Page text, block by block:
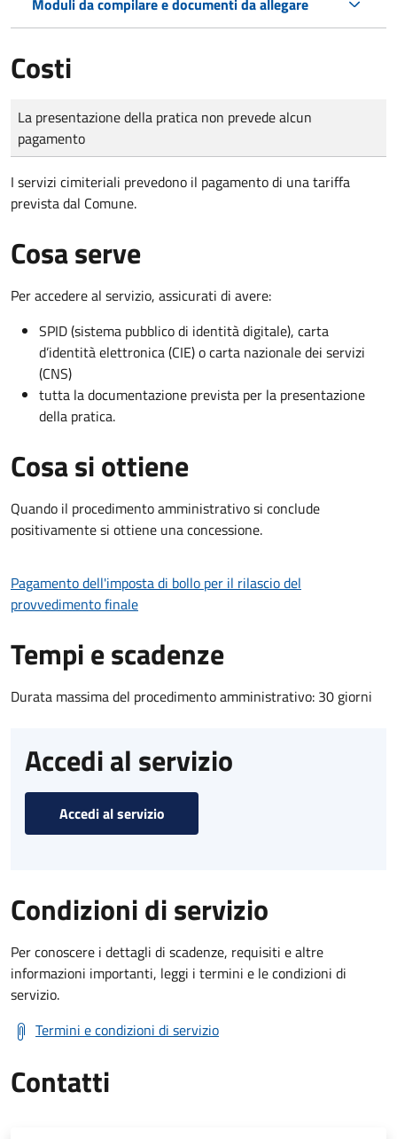
Costi
Tipo di pagamento
Importo
La presentazione della pratica non prevede alcun
pagamento
I servizi cimiteriali prevedono il pagamento di una tariffa
prevista dal Comune.
Cosa serve
Per accedere al servizio, assicurati di avere:
SPID (sistema pubblico di identità digitale), carta
d’identità elettronica (CIE) o carta nazionale dei servizi
(CNS)
tutta la documentazione prevista per la presentazione
della pratica.
Cosa si ottiene
Quando il procedimento amministrativo si conclude
positivamente si ottiene una concessione.
Pagamento dell'imposta di bollo per il rilascio del
provvedimento finale
Tempi e scadenze
Durata massima del procedimento amministrativo: 30 giorni
Accedi al servizio
Accedi al servizio
Condizioni di servizio
Per conoscere i dettagli di scadenze, requisiti e altre
informazioni importanti, leggi i termini e le condizioni di
servizio.
Termini e condizioni di servizio
Contatti